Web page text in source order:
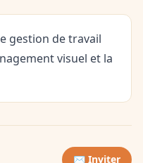
gestion de travail
visuel et la
✉️ Inviter